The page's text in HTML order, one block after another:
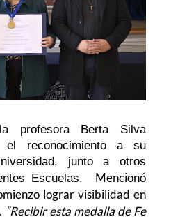
profesora Berta Silva
el reconocimiento a su
junto a otros
Escuelas.
Mencionó
lograr visibilidad en
“Recibir esta medalla de Fe